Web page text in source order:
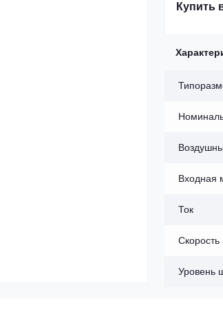
Купить
Входная
Ток
Уровень